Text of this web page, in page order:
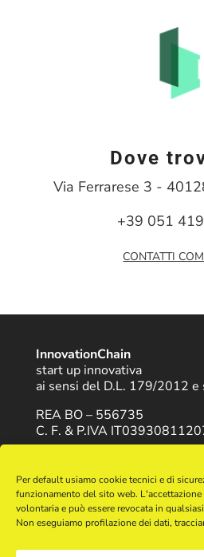
Per default usiamo cookie tecnici e di
funzionamento del sito web.
volontaria e può essere revocata in
Non eseguiamo profilazione dei dati,
Dove
Via Ferrarese 3 -
+39 051
CONTATTI
InnovationChain
start up innovativa
ai sensi del D.L. 179/2012 e
REA BO – 556735
C. F. & P.IVA
Network